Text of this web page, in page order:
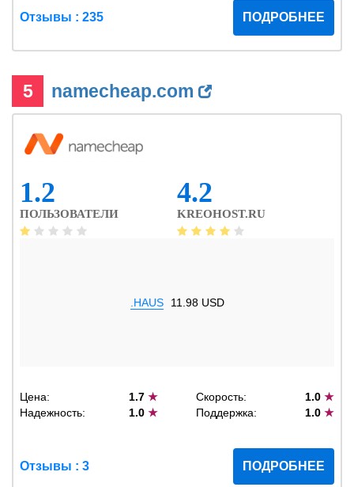
Отзывы : 235 ПОДРОБНЕЕ
5 namecheap.com
1.2
ПОЛЬЗОВАТЕЛИ
4.2
KREOHOST.RU
.HAUS 11.98 USD
Цена: 1.7★ Скорость: 1.0 ★
Надежность:
1.0★ Поддержка: 1.0 ★
Отзывы : 3 ПОДРОБНЕЕ